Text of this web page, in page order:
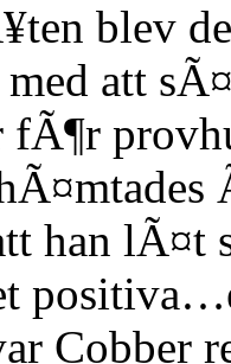
blev
att
han lÃ¤t
Cobber